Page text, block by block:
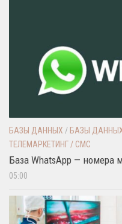
БАЗЫ ДАННЫХ / БАЗЫ
ТЕЛЕМАРКЕТИНГ / СМС
База WhatsApp — номера
05:00